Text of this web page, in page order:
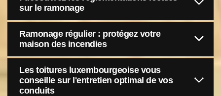
sur le ramonage
Ramonage régulier : protégez votre
maison des incendies
Les toitures luxembourgeoise vous
conseille sur l'entretien optimal de vos
conduits